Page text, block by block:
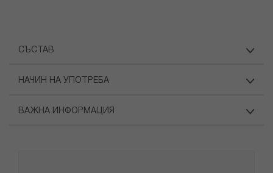
СЪСТАВ
НАЧИН НА УПОТРЕБА
ВАЖНА ИНФОРМАЦИЯ